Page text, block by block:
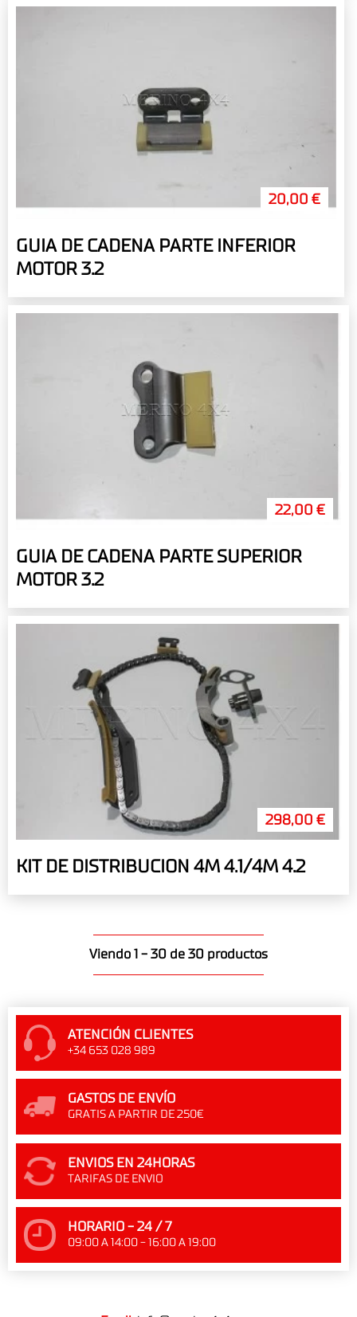
20,00 €
GUIA DE CADENA PARTE INFERIOR
MOTOR 3.2
22,00 €
GUIA DE CADENA PARTE SUPERIOR
MOTOR 3.2
298,00 €
KIT DE DISTRIBUCION 4M 4.1/4M 4.2
Viendo 1 - 30 de 30 productos
ATENCIÓN CLIENTES
+34 653 028 989
GASTOS DE ENVÍO
GRATIS A PARTIR DE 250€
ENVIOS EN 24HORAS
TARIFAS DE ENVIO
HORARIO - 24 / 7
09:00 A 14:00 - 16:00 A 19:00